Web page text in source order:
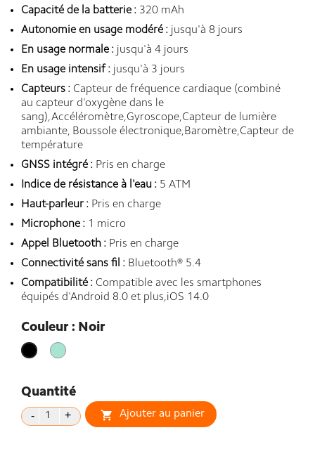
Capacité de la batterie : 320 mAh
Autonomie en usage modéré : jusqu'à 8 jours
En usage normale : jusqu'à 4 jours
En usage intensif : jusqu'à 3 jours
Capteurs : Capteur de fréquence cardiaque (combiné
au capteur d'oxygène dans le
sang),Accéléromètre,Gyroscope,Capteur de lumière
ambiante, Boussole électronique,Baromètre,Capteur de
température
GNSS intégré : Pris en charge
Indice de résistance à l'eau : 5 ATM
Haut-parleur : Pris en charge
Microphone : 1 micro
Appel Bluetooth : Pris en charge
Connectivité sans fil : Bluetooth® 5.4
Compatibilité : Compatible avec les smartphones
équipés d'Android 8.0 et plus,iOS 14.0
Couleur : Noir
Noir
vert
Quantité
 Ajouter au panier